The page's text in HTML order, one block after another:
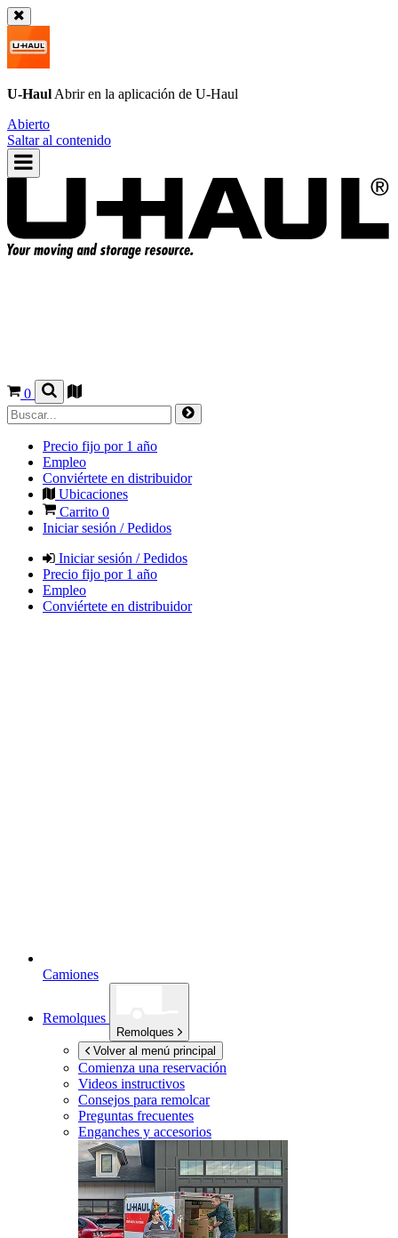
U-Haul Abrir en la aplicación de U-Haul
Abierto
Saltar al contenido
0
Precio fijo por 1 año
Empleo
Conviértete en distribuidor
Ubicaciones
Carrito 0
Iniciar sesión / Pedidos
Iniciar sesión / Pedidos
Precio fijo por 1 año
Empleo
Conviértete en distribuidor
Camiones
Remolques
Remolques
Volver al menú principal
Comienza una reservación
Videos instructivos
Consejos para remolcar
Preguntas frecuentes
Enganches y accesorios